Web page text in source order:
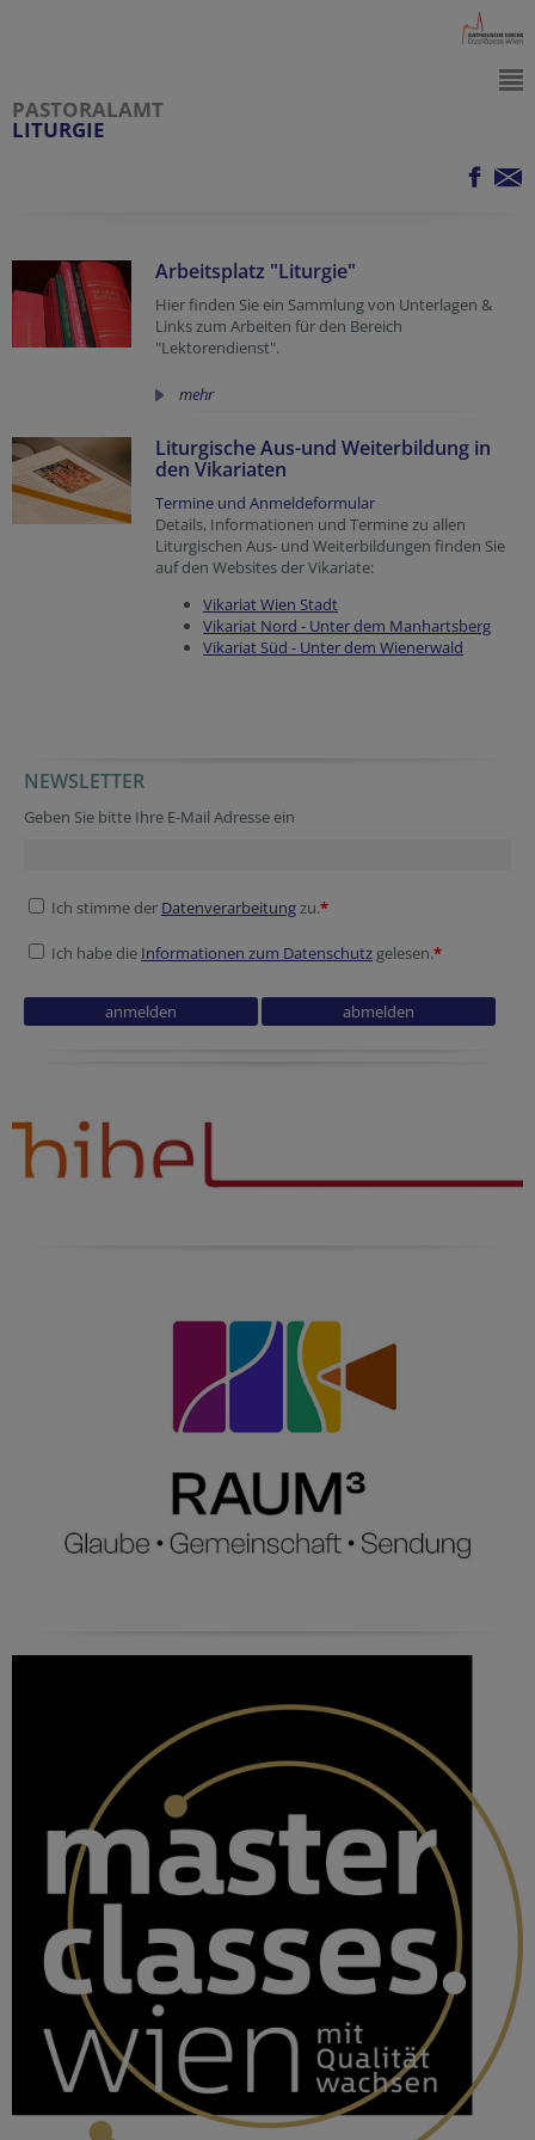
PASTORALAMT
LITURGIE
Arbeitsplatz "Liturgie"
Hier finden Sie ein Sammlung von Unterlagen &
Links zum Arbeiten für den Bereich
"Lektorendienst".
mehr
Liturgische Aus-und Weiterbildung in
den Vikariaten
Termine und Anmeldeformular
Details, Informationen und Termine zu allen
Liturgischen Aus- und Weiterbildungen finden Sie
auf den Websites der Vikariate:
Vikariat Wien Stadt
Vikariat Nord - Unter dem Manhartsberg
Vikariat Süd - Unter dem Wienerwald
NEWSLETTER
Geben Sie bitte Ihre E-Mail Adresse ein
Ich stimme der Datenverarbeitungzu.*
Ich habe die Informationen zum Datenschutz gelesen.*